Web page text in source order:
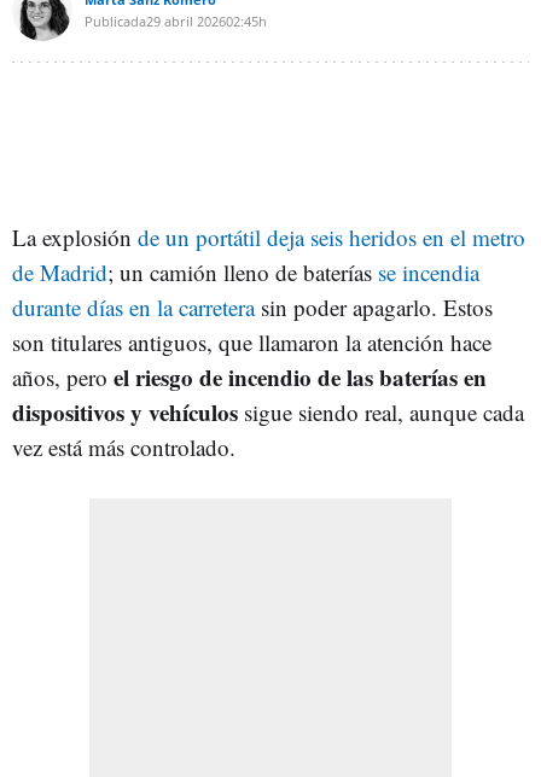
Publicada29 abril 202602:45h
La explosión de un portátil deja seis heridos en el metro
de Madrid; un camión lleno de baterías se incendia
durante días en la carreterasin poder apagarlo. Estos
son titulares antiguos, que llamaron la atención hace
años, pero el riesgo de incendio de las baterías en
dispositivos y vehículos sigue siendo real, aunque cada
vez está más controlado.